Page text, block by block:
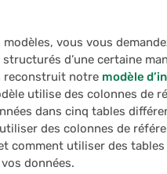
modèles, vous vous
d’une certaine
reconstruit notre modèle
utilise des colonnes de
dans cinq tables
des colonnes de
comment utiliser des tables
données.